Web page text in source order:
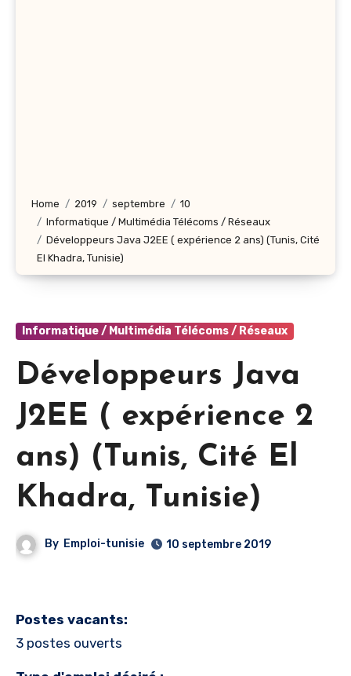
Home 2019 septembre
10
Informatique / Multimédia Télécoms / Réseaux
Développeurs Java J2EE ( expérience 2 ans) (Tunis, Cité
El Khadra, Tunisie)
Informatique / Multimédia Télécoms / Réseaux
Développeurs Java
J2EE ( expérience 2
ans) (Tunis, Cité El
Khadra, Tunisie)
By Emploi-tunisie 10 septembre 2019
Postes vacants:
3 postes ouverts